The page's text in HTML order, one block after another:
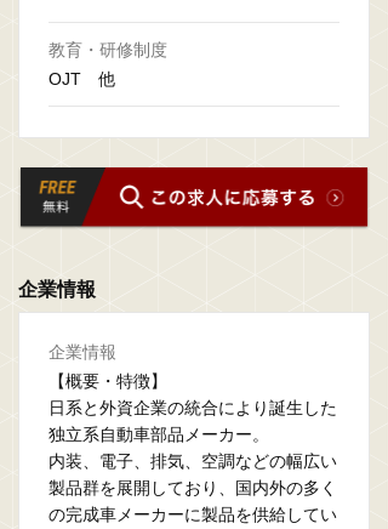
教育・研修制度
OJT 他
企業情報
企業情報
【概要・特徴】
日系と外資企業の統合により誕生した
独立系自動車部品メーカー。
内装、電子、排気、空調などの幅広い
製品群を展開しており、国内外の多く
の完成車メーカーに製品を供給してい